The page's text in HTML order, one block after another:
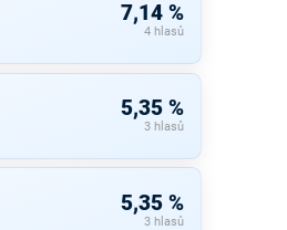
7,14 %
4 hlasů
5,35 %
3 hlasů
5,35 %
3 hlasů